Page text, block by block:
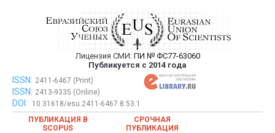
Евразийский Союз Ученых —
публикация научных статей в
ежемесячном научном журнале
Лицензия СМИ: ПИ № ФС77-63060
Публикуется с 2014 года
Евразийский Союз Ученых — публикация научных статей в
ежемесячном научном журнале
ISSN: 2411-6467 (Print)
ISSN: 2413-9335 (Online)
DOI:
10.31618/esu.2411-6467.8.53.1
ПУБЛИКАЦИЯ В
SCOPUS
СРОЧНАЯ
ПУБЛИКАЦИЯ